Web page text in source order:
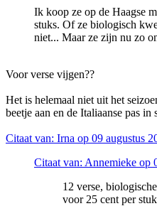
Ik koop ze op de Haagse
stuks. Of ze biologisch
niet... Maar ze zijn nu zo
Voor verse vijgen??
Het is helemaal niet uit het
beetje aan en de Italiaanse pas in
Citaat van: Irna op 09 augustus
Citaat van: Annemieke op
12 verse,
voor 25 cent per